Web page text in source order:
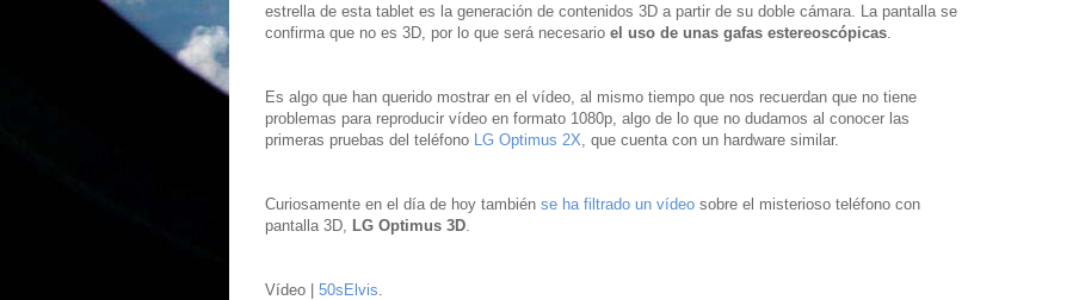
estrella de esta tablet es la generación de contenidos 3D a partir de su doble cámara. La pantalla se
confirma que no es 3D, por lo que será necesario el uso de unas gafas estereoscópicas.
Es algo que han querido mostrar en el vídeo, al mismo tiempo que nos recuerdan que no tiene
problemas para reproducir vídeo en formato 1080p, algo de lo que no dudamos al conocer las
primeras pruebas del teléfono LG Optimus 2X, que cuenta con un hardware similar.
Curiosamente en el día de hoy también se ha filtrado un vídeo sobre el misterioso teléfono con
pantalla 3D, LG Optimus 3D.
Vídeo | 50sElvis.